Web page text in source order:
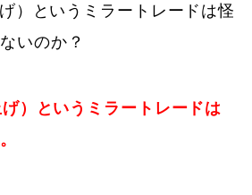
）というミラートレードは怪
いのか？
）というミラートレードは